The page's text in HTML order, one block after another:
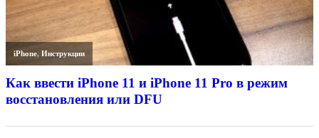
iPhone,Инструкции
Как ввести iPhone 11 и iPhone 11 Pro в режим
восстановления или DFU